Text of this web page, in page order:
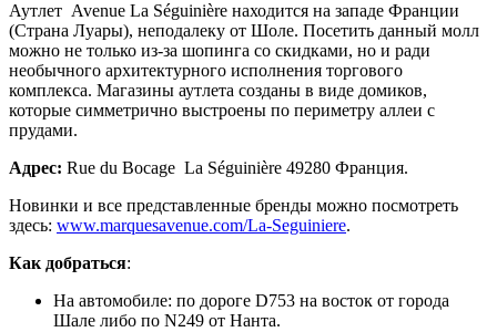
Аутлет Avenue La Séguinière находится на западе Франции
(Страна Луары), неподалеку от Шоле. Посетить данный молл
можно не только из-за шопинга со скидками, но и ради
необычного архитектурного исполнения торгового
комплекса. Магазины аутлета созданы в виде домиков,
которые симметрично выстроены по периметру аллеи с
прудами.
Адрес: Rue du Bocage La Séguinière 49280 Франция.
Новинки и все представленные бренды можно посмотреть
здесь: www.marquesavenue.com/La-Seguiniere.
Как добраться:
На автомобиле: по дороге D753 на восток от города
Шале либо по N249 от Нанта.